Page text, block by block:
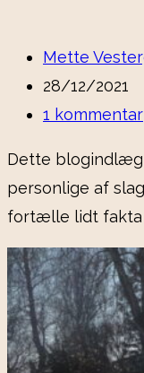
Post
author:
Mette
Post
published:
28/12/2021
Post
1 kommentar
Dette
personlige af
fortælle lidt fakta